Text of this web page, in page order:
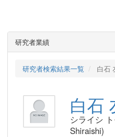
研究者業績
研究者検索結果一覧 白石
白石
シライシ
Shiraishi)